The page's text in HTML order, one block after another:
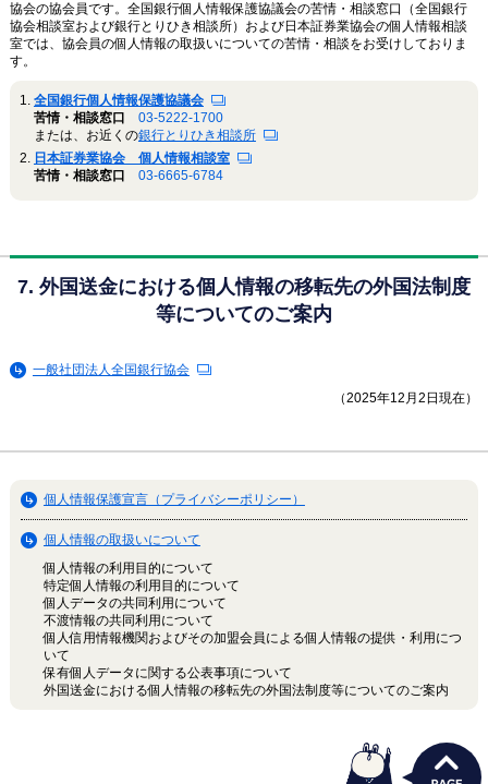
協会の協会員です。全国銀行個人情報保護協議会の苦情・相談窓口（全国銀行
協会相談室および銀行とりひき相談所）および日本証券業協会の個人情報相談
室では、協会員の個人情報の取扱いについての苦情・相談をお受けしておりま
す。
全国銀行個人情報保護協議会
苦情・相談窓口
03-5222-1700
または、お近くの銀行とりひき相談所
日本証券業協会 個人情報相談室
苦情・相談窓口
03-6665-6784
7. 外国送金における個人情報の移転先の外国法制度
等についてのご案内
一般社団法人全国銀行協会
（2025年12月2日現在）
個人情報保護宣言（プライバシーポリシー）
個人情報の取扱いについて
個人情報の利用目的について
特定個人情報の利用目的について
個人データの共同利用について
不渡情報の共同利用について
個人信用情報機関およびその加盟会員による個人情報の提供・利用につ
いて
保有個人データに関する公表事項について
外国送金における個人情報の移転先の外国法制度等についてのご案内
うさぎ支店長